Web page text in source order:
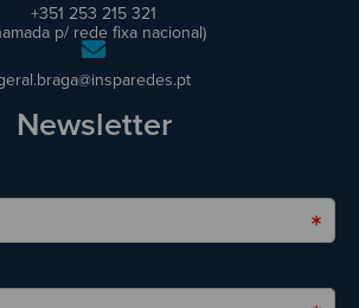
+351 253 215 321
p/ rede fixa nacional)
Newsletter